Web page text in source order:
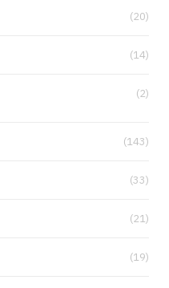
(20)
(14)
(2)
(143)
(33)
(21)
(19)